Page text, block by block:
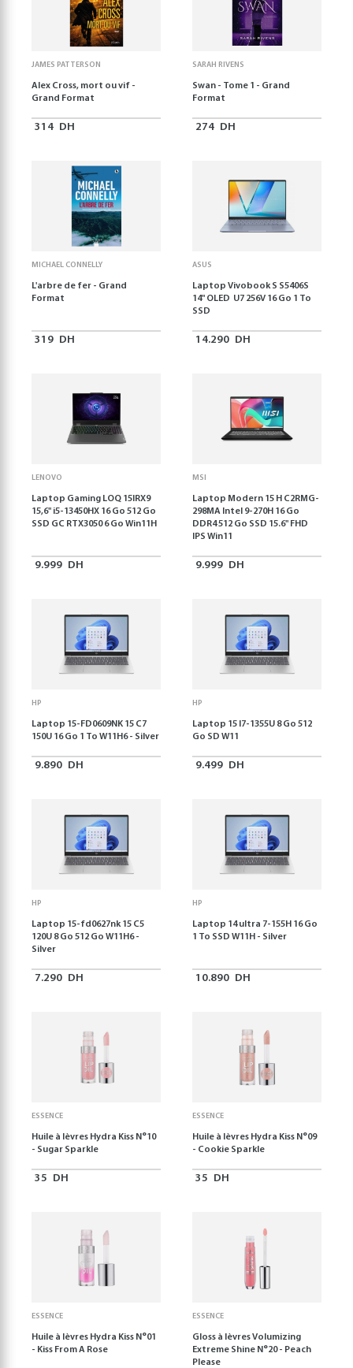
JAMES PATTERSON
Alex Cross, mort ou vif -
Grand Format
314 DH
SARAH RIVENS
Swan - Tome 1 - Grand
Format
274 DH
MICHAEL CONNELLY
L'arbre de fer - Grand
Format
319 DH
ASUS
Laptop Vivobook S S5406S
14" OLED U7 256V 16 Go 1 To
SSD
14.290 DH
LENOVO
Laptop Gaming LOQ 15IRX9
15,6'' i5-13450HX 16 Go 512 Go
SSD GC RTX3050 6 Go Win11H
9.999 DH
MSI
Laptop Modern 15 H C2RMG-
298MA Intel 9-270H 16 Go
DDR4 512 Go SSD 15.6" FHD
IPS Win11
9.999 DH
HP
Laptop 15-FD0609NK 15 C7
150U 16 Go 1 To W11H6 - Silver
9.890 DH
HP
Laptop 15 I7-1355U 8 Go 512
Go SD W11
9.499 DH
HP
Laptop 15-fd0627nk 15 C5
120U 8 Go 512 Go W11H6 -
Silver
7.290 DH
HP
Laptop 14 ultra 7-155H 16 Go
1 To SSD W11H - Silver
10.890 DH
ESSENCE
Huile à lèvres Hydra Kiss N°10
- Sugar Sparkle
35 DH
ESSENCE
Huile à lèvres Hydra Kiss N°09
- Cookie Sparkle
35 DH
ESSENCE
Huile à lèvres Hydra Kiss N°01
- Kiss From A Rose
ESSENCE
Gloss à lèvres Volumizing
Extreme Shine N°20 - Peach
Please